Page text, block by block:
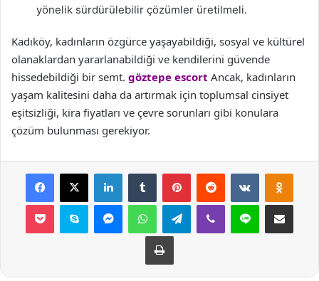
yönelik sürdürülebilir çözümler üretilmeli.
Kadıköy, kadınların özgürce yaşayabildiği, sosyal ve kültürel
olanaklardan yararlanabildiği ve kendilerini güvende
hissedebildiği bir semt. göztepe escort Ancak, kadınların
yaşam kalitesini daha da artırmak için toplumsal cinsiyet
eşitsizliği, kira fiyatları ve çevre sorunları gibi konulara
çözüm bulunması gerekiyor.
Facebook
X LinkedInTumblr PinterestReddit VKontakte
Pocket Skype MessengerWhatsAppTelegramViber Line E-Posta ile
Yazdır